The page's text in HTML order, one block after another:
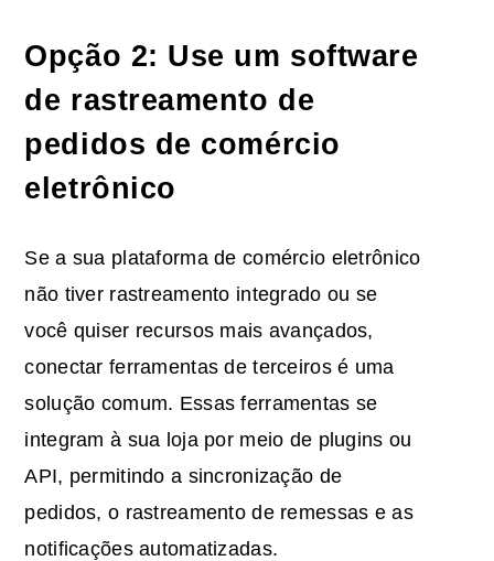
Opção 2: Use um software
de rastreamento de
pedidos de comércio
eletrônico
Se a sua plataforma de comércio eletrônico
não tiver rastreamento integrado ou se
você quiser recursos mais avançados,
conectar ferramentas de terceiros é uma
solução comum. Essas ferramentas se
integram à sua loja por meio de plugins ou
API, permitindo a sincronização de
pedidos, o rastreamento de remessas e as
notificações automatizadas.